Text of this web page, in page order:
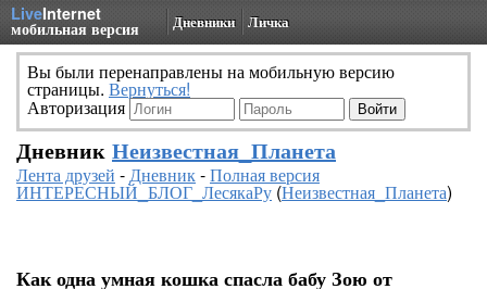
LiveInternet
мобильная версия Дневники Личка
Вы были перенаправлены на мобильную версию
страницы. Вернуться!
Авторизация
Дневник Неизвестная_Планета
Лента друзей -Дневник-Полная версия
ИНТЕРЕСНЫЙ_БЛОГ_ЛесякаРу(Неизвестная_Планета)
Как одна умная кошка спасла бабу Зою от